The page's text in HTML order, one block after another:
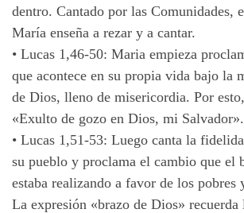
dentro. Cantado por las Comunidades,
María enseña a rezar y a cantar.
• Lucas 1,46-50: Maria empieza
que acontece en su propia vida bajo la
de Dios, lleno de misericordia. Por
«Exulto de gozo en Dios, mi Salvador».
• Lucas 1,51-53: Luego canta la
su pueblo y proclama el cambio que el
estaba realizando a favor de los pobres
La expresión «brazo de Dios»